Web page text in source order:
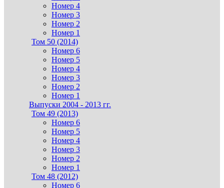
Номер 4
Номер 3
Номер 2
Номер 1
Том 50 (2014)
Номер 6
Номер 5
Номер 4
Номер 3
Номер 2
Номер 1
Выпуски 2004 - 2013 гг.
Том 49 (2013)
Номер 6
Номер 5
Номер 4
Номер 3
Номер 2
Номер 1
Том 48 (2012)
Номер 6